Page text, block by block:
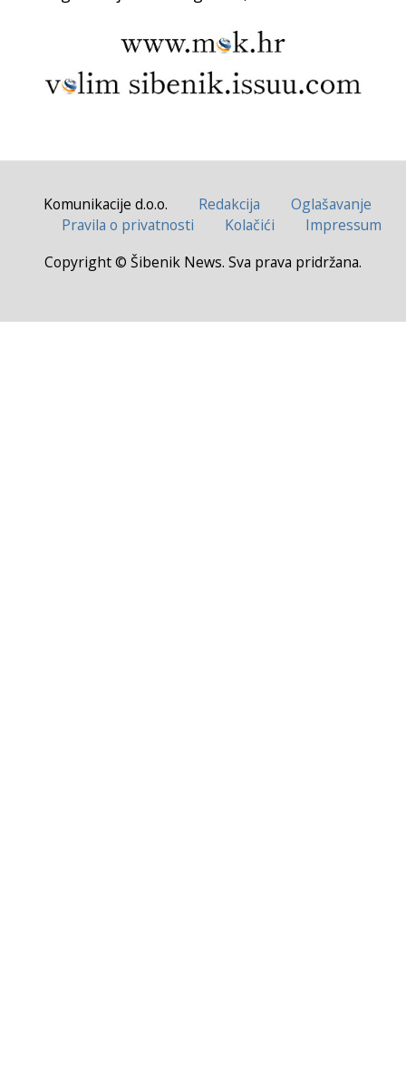
Komunikacije d.o.o. Redakcija
Oglašavanje
Pravila o privatnosti
Kolačići
Impressum
Copyright © Šibenik News. Sva prava pridržana.